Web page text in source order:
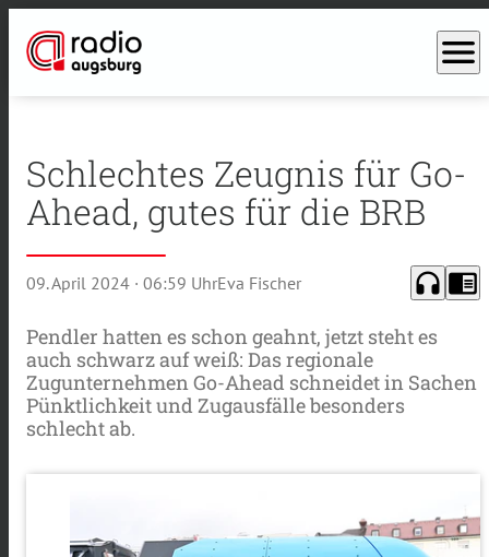
menu
Schlechtes Zeugnis für Go-
Ahead, gutes für die BRB
09. April 2024 · 06:59 UhrEva Fischer headphones chrome_reader_mode
Pendler hatten es schon geahnt, jetzt steht es
auch schwarz auf weiß: Das regionale
Zugunternehmen Go-Ahead schneidet in Sachen
Pünktlichkeit und Zugausfälle besonders
schlecht ab.